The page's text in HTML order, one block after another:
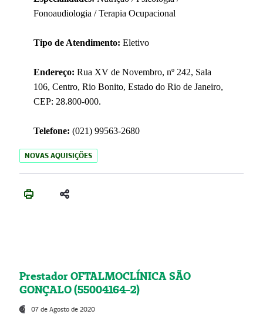
Fonoaudiologia / Terapia Ocupacional
Tipo de Atendimento: Eletivo
Endereço: Rua XV de Novembro, nº 242, Sala
106, Centro, Rio Bonito, Estado do Rio de Janeiro,
CEP: 28.800-000.
Telefone: (021) 99563-2680
NOVAS AQUISIÇÕES
Prestador OFTALMOCLÍNICA SÃO
GONÇALO (55004164-2)
07 de Agosto de 2020